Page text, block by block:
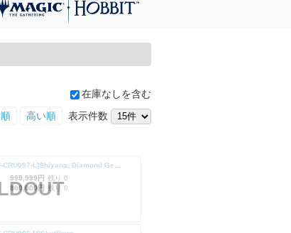
在庫なしを含む
高い順 表示件数
999,999円 残り 0
800,000円 残り 0